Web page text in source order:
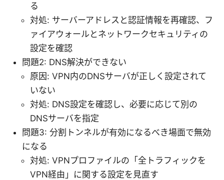
る
対処: サーバーアドレスと認証情報を再確認、フ
ァイアウォールとネットワークセキュリティの
設定を確認
問題2: DNS解決ができない
原因: VPN内のDNSサーバが正しく設定されて
いない
対処: DNS設定を確認し、必要に応じて別の
DNSサーバを指定
問題3: 分割トンネルが有効になるべき場面で無効
になる
対処: VPNプロファイルの「全トラフィックを
VPN経由」に関する設定を見直す